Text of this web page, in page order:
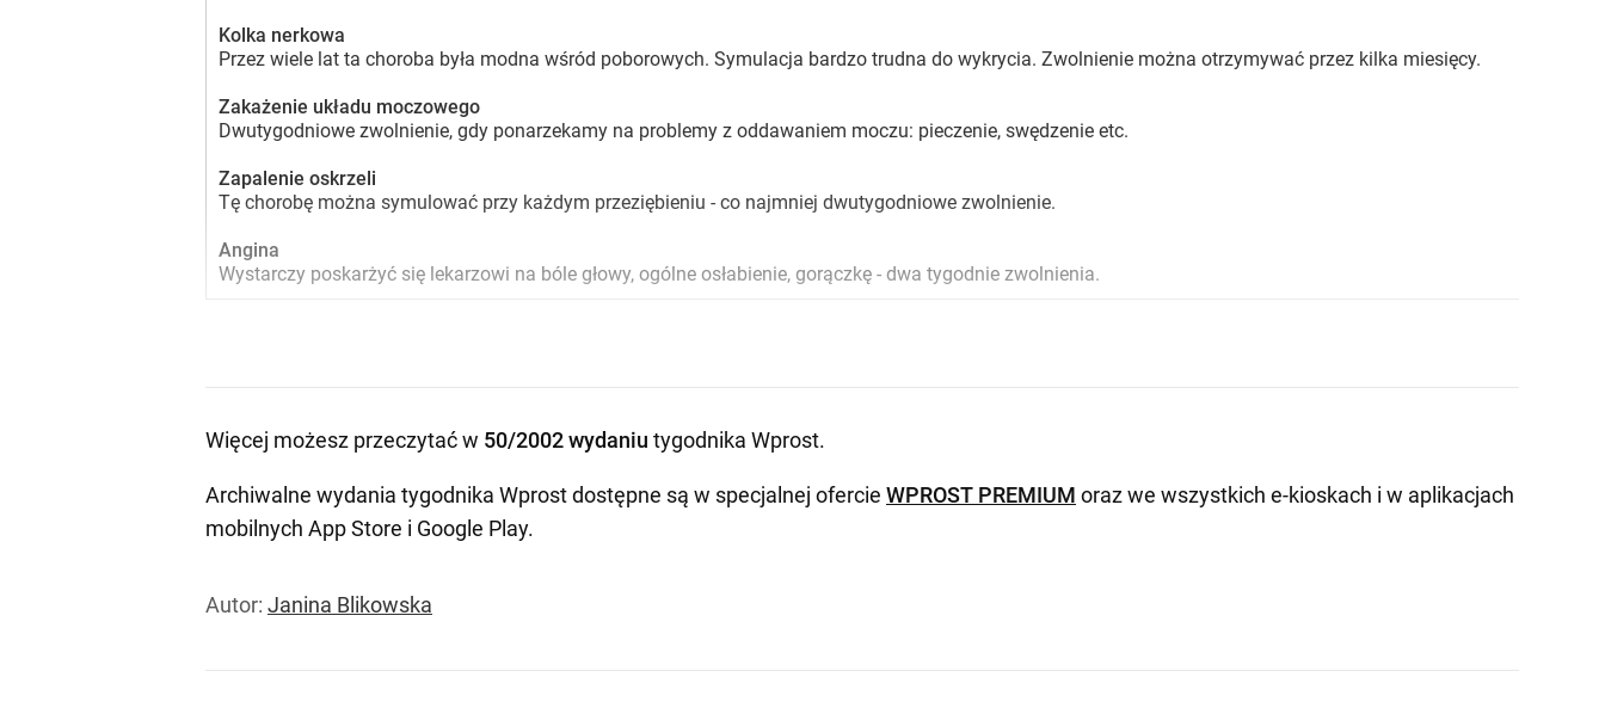
Kolka nerkowa
Przez wiele lat ta choroba była modna wśród poborowych. Symulacja bardzo trudna do wykrycia. Zwolnienie można otrzymywać przez kilka miesięcy.
Zakażenie układu moczowego
Dwutygodniowe zwolnienie, gdy ponarzekamy na problemy z oddawaniem moczu: pieczenie, swędzenie etc.
Zapalenie oskrzeli
Tę chorobę można symulować przy każdym przeziębieniu - co najmniej dwutygodniowe zwolnienie.
Angina
Wystarczy poskarżyć się lekarzowi na bóle głowy, ogólne osłabienie, gorączkę - dwa tygodnie zwolnienia.
Więcej możesz przeczytać w 50/2002 wydaniu tygodnika Wprost.
Archiwalne wydania tygodnika Wprost dostępne są w specjalnej ofercie WPROST PREMIUM oraz we wszystkich e-kioskach i w aplikacjach
mobilnych App Store i Google Play.
Autor: Janina Blikowska